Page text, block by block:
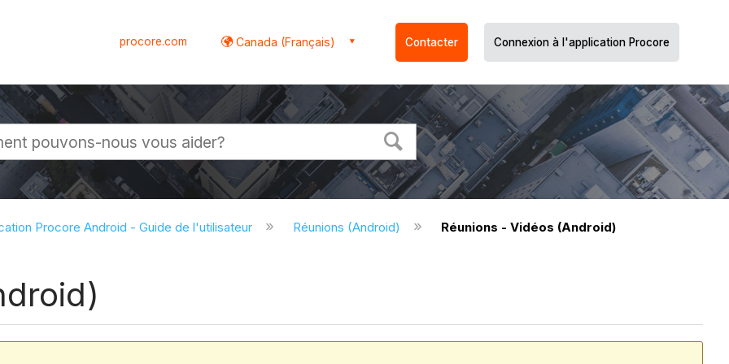
procore.com Canada (Français) Contacter Connexion à l'application Procore
Procore Android - Guide de l'utilisateur Réunions (Android) Réunions - Vidéos (Android)